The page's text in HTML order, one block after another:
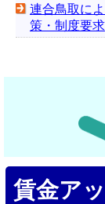
連合鳥取に
策・制度要求
賃金ア